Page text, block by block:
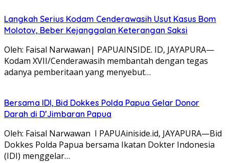
Langkah Serius Kodam Cenderawasih Usut Kasus Bom
Molotov, Beber Kejanggalan Keterangan Saksi
Oleh: Faisal Narwawan| PAPUAINSIDE. ID, JAYAPURA—
Kodam XVII/Cenderawasih membantah dengan tegas
adanya pemberitaan yang menyebut…
Bersama IDI, Bid Dokkes Polda Papua Gelar Donor
Darah di D’Jimbaran Papua
Oleh: Faisal Narwawan I PAPUAiniside.id, JAYAPURA—Bid
Dokkes Polda Papua bersama Ikatan Dokter Indonesia
(IDI) menggelar…